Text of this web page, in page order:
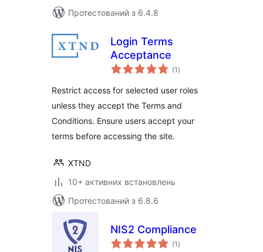
Протестований з 6.4.8
Login Terms
Acceptance
(1 загальний
рейтинг
)
Restrict access for selected user roles
unless they accept the Terms and
Conditions. Ensure users accept your
terms before accessing the site.
XTND
10+ активних встановлень
Протестований з 6.8.6
NIS2 Compliance
(1 загальний
рейтинг
)